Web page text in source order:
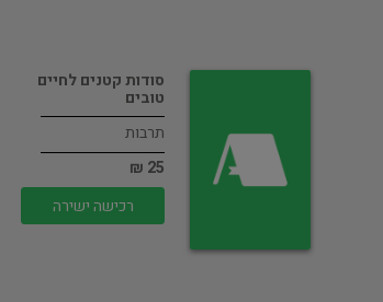
סודות קטנים לחיים
טובים
תרבות
25 ₪
רכישה ישירה